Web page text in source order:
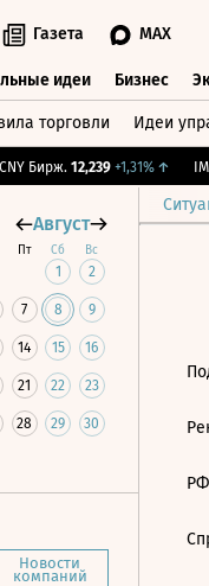
Газета MAX
идеи Бизнес
торговли Идеи
Бирж. 12,239 +1,31%↑
Август
Пт Сб Вс
1 2
7 8 9
14 15 16
21 22 23
28 29 30
Новости
компаний